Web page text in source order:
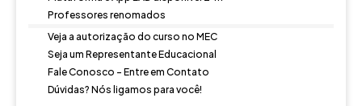
Professores renomados
Veja a autorização do curso no MEC
Seja um Representante Educacional
Fale Conosco - Entre em Contato
Dúvidas? Nós ligamos para você!